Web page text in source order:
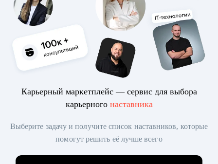
Карьерный маркетплейс — сервис для выбора
карьерного наставника
Выберите задачу и получите список наставников, которые
помогут решить её лучше всего